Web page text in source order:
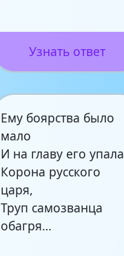
Узнать ответ
Ему боярства было
мало
И на главу его упала
Корона русского
царя,
Труп самозванца
обагря…